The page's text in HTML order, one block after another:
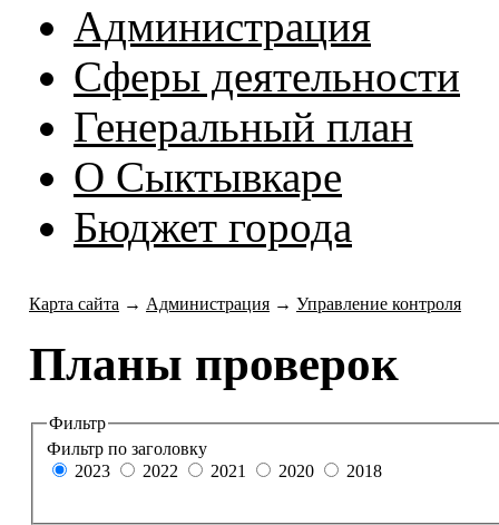
Администрация
Сферы деятельности
Генеральный план
О Сыктывкаре
Бюджет города
Карта сайта → Администрация → Управление контроля
Планы проверок
Фильтр
Фильтр по заголовку
2023
2022 2021 2020 2018